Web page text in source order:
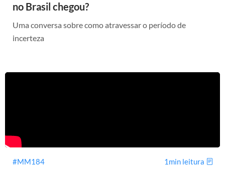
no Brasil chegou?
Uma conversa sobre como atravessar o período de
incerteza
#MM184 1min leitura